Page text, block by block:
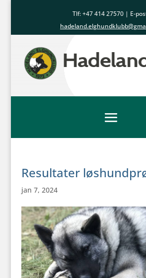
Tlf: +47414 27570 | E-
Resultater
jan 7, 2024